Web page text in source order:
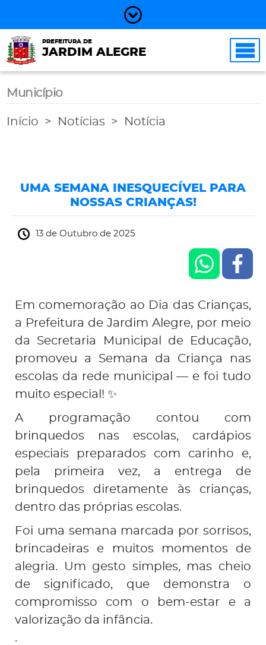
PREFEITURA DE
JARDIM ALEGRE
Município
Início Notícias Notícia
UMA SEMANA INESQUECÍVEL PARA
NOSSAS CRIANÇAS!
13 de Outubro de 2025
Em comemoração ao Dia das Crianças,
a Prefeitura de Jardim Alegre, por meio
da Secretaria Municipal de Educação,
promoveu a Semana da Criança nas
escolas da rede municipal — e foi tudo
muito especial! ✨
A programação contou com
brinquedos nas escolas, cardápios
especiais preparados com carinho e,
pela primeira vez, a entrega de
brinquedos diretamente às crianças,
dentro das próprias escolas.
Foi uma semana marcada por sorrisos,
brincadeiras e muitos momentos de
alegria. Um gesto simples, mas cheio
de significado, que demonstra o
compromisso com o bem-estar e a
valorização da infância.
.